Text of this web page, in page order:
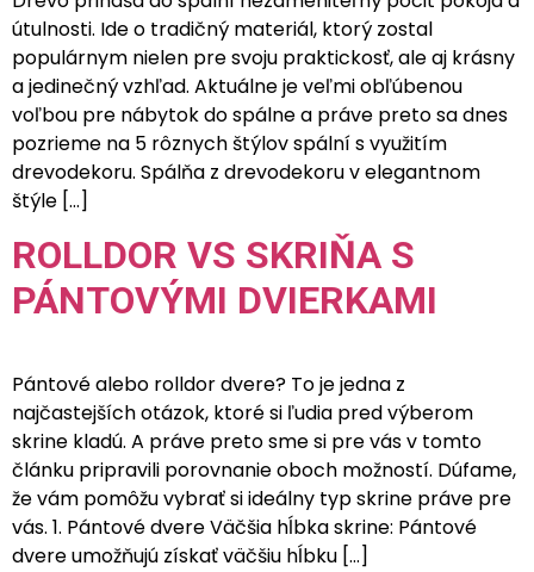
útulnosti. Ide o tradičný materiál, ktorý zostal
populárnym nielen pre svoju praktickosť, ale aj krásny
a jedinečný vzhľad. Aktuálne je veľmi obľúbenou
voľbou pre nábytok do spálne a práve preto sa dnes
pozrieme na 5 rôznych štýlov spální s využitím
drevodekoru. Spálňa z drevodekoru v elegantnom
štýle […]
ROLLDOR VS SKRIŇA S
PÁNTOVÝMI DVIERKAMI
Pántové alebo rolldor dvere? To je jedna z
najčastejších otázok, ktoré si ľudia pred výberom
skrine kladú. A práve preto sme si pre vás v tomto
článku pripravili porovnanie oboch možností. Dúfame,
že vám pomôžu vybrať si ideálny typ skrine práve pre
vás. 1. Pántové dvere Väčšia hĺbka skrine: Pántové
dvere umožňujú získať väčšiu hĺbku […]